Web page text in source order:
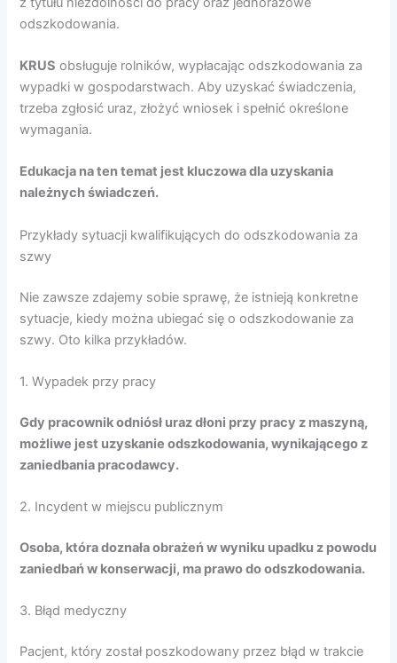
odszkodowania.
KRUS obsługuje rolników, wypłacając odszkodowania za
wypadki w gospodarstwach. Aby uzyskać świadczenia,
trzeba zgłosić uraz, złożyć wniosek i spełnić określone
wymagania.
Edukacja na ten temat jest kluczowa dla uzyskania
należnych świadczeń.
Przykłady sytuacji kwalifikujących do odszkodowania za
szwy
Nie zawsze zdajemy sobie sprawę, że istnieją konkretne
sytuacje, kiedy można ubiegać się o odszkodowanie za
szwy. Oto kilka przykładów.
1. Wypadek przy pracy
Gdy pracownik odniósł uraz dłoni przy pracy z maszyną,
możliwe jest uzyskanie odszkodowania, wynikającego z
zaniedbania pracodawcy.
2. Incydent w miejscu publicznym
Osoba, która doznała obrażeń w wyniku upadku z powodu
zaniedbań w konserwacji, ma prawo do odszkodowania.
3. Błąd medyczny
Pacjent, który został poszkodowany przez błąd w trakcie